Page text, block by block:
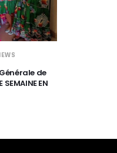
de
EN